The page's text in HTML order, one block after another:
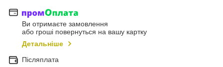
Ви отримаєте замовлення
або гроші повернуться на вашу картку
Детальніше
Післяплата